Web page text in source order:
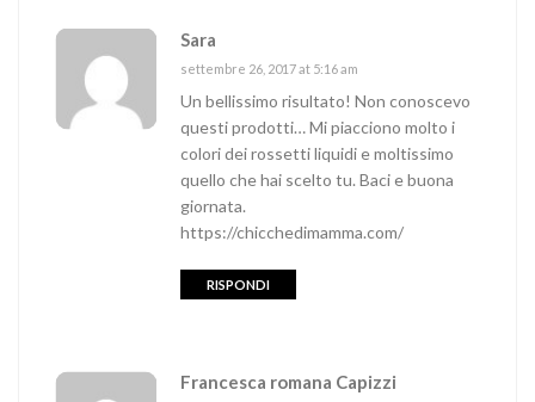
Sara
settembre 26, 2017 at 5:16 am
Un bellissimo risultato! Non conoscevo
questi prodotti… Mi piacciono molto i
colori dei rossetti liquidi e moltissimo
quello che hai scelto tu. Baci e buona
giornata.
https://chicchedimamma.com/
RISPONDI
Francesca romana Capizzi